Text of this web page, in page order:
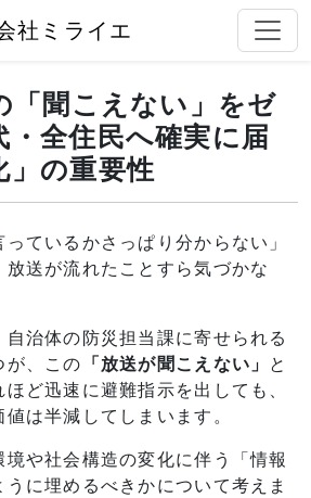
社ミライエ
「聞こえない」をゼ
・全住民へ確実に届
」の重要性
っているかさっぱり分からない」
放送が流れたことすら気づかな
治体の防災担当課に寄せられる
が、この 「放送が聞こえない」 と
ど迅速に避難指示を出しても、
は半減してしまいます。
や社会構造の変化に伴う「情報
に埋めるべきかについて考えま